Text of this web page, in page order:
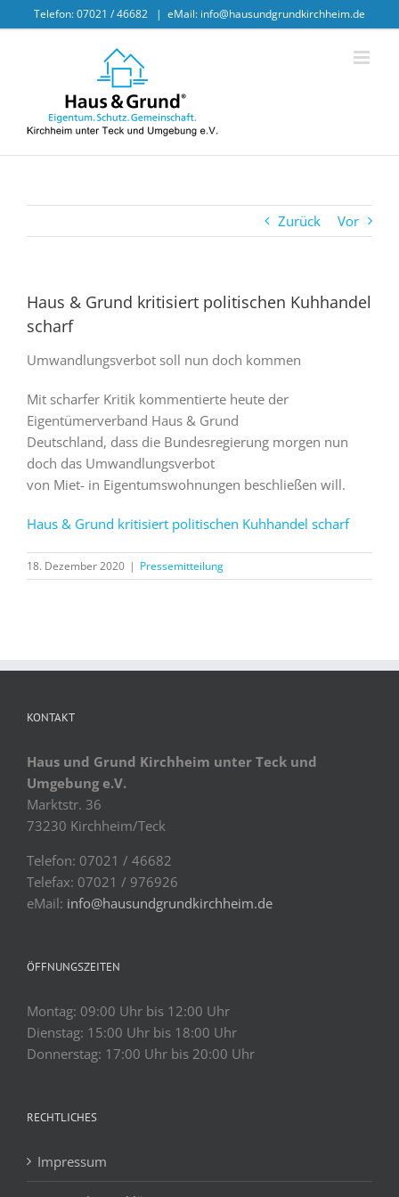
to
Telefon: 07021 / 46682 | eMail: info@hausundgrundkirchheim.de
Zurück Vor
Haus & Grund kritisiert politischen Kuhhandel
scharf
Umwandlungsverbot soll nun doch kommen
Mit scharfer Kritik kommentierte heute der
Eigentümerverband Haus & Grund
Deutschland, dass die Bundesregierung morgen nun
doch das Umwandlungsverbot
von Miet- in Eigentumswohnungen beschließen will.
Haus & Grund kritisiert politischen Kuhhandel scharf
18. Dezember 2020 | Pressemitteilung
KONTAKT
Haus und Grund Kirchheim unter Teck und
Umgebung e.V.
Marktstr. 36
73230 Kirchheim/Teck
Telefon: 07021 / 46682
Telefax: 07021 / 976926
eMail: info@hausundgrundkirchheim.de
ÖFFNUNGSZEITEN
Montag: 09:00 Uhr bis 12:00 Uhr
Dienstag: 15:00 Uhr bis 18:00 Uhr
Donnerstag: 17:00 Uhr bis 20:00 Uhr
RECHTLICHES
Impressum